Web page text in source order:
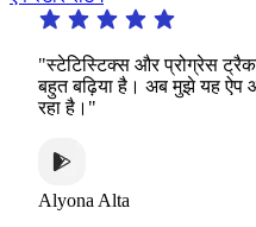
"स्टेटिस्टिक्स और प्रोग्रेस ट्रैकर
बहुत बढ़िया है। अब मुझे यह ऐप और
रहा है।"
Alyona Alta